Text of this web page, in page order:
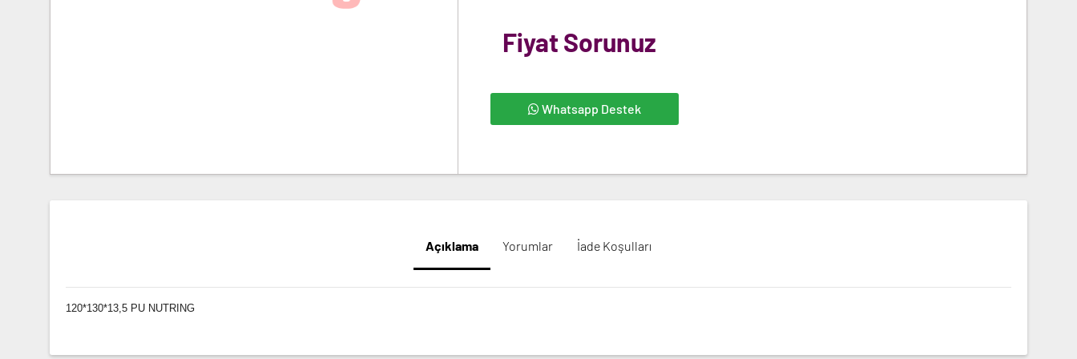
Fiyat Sorunuz
Whatsapp Destek
Açıklama Yorumlar İade Koşulları
120*130*13,5 PU NUTRING